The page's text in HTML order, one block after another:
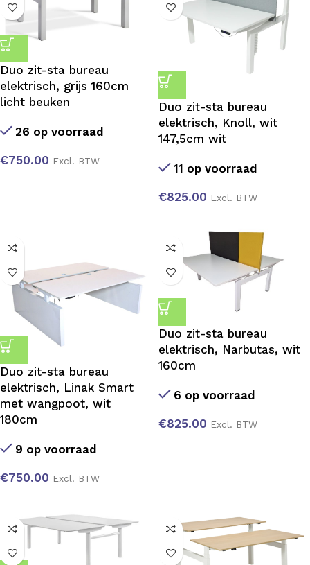
Duo zit-sta bureau
elektrisch, grijs 160cm
licht beuken
26 op voorraad
€750.00 Excl. BTW
Duo zit-sta bureau
elektrisch, Knoll, wit
147,5cm wit
11 op voorraad
€825.00 Excl. BTW
Duo zit-sta bureau
elektrisch, Linak Smart
met wangpoot, wit
180cm
9 op voorraad
€750.00 Excl. BTW
Duo zit-sta bureau
elektrisch, Narbutas, wit
160cm
6 op voorraad
€825.00 Excl. BTW